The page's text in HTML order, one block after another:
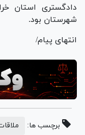
دادگستری استان
شهرستان بود.
انتهای پیام/
برچسب ها: